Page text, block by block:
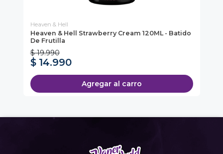
Heaven & Hell
Heaven & Hell Strawberry Cream 120ML - Batido
De Frutilla
$ 19.990
$ 14.990
Agregar al carro